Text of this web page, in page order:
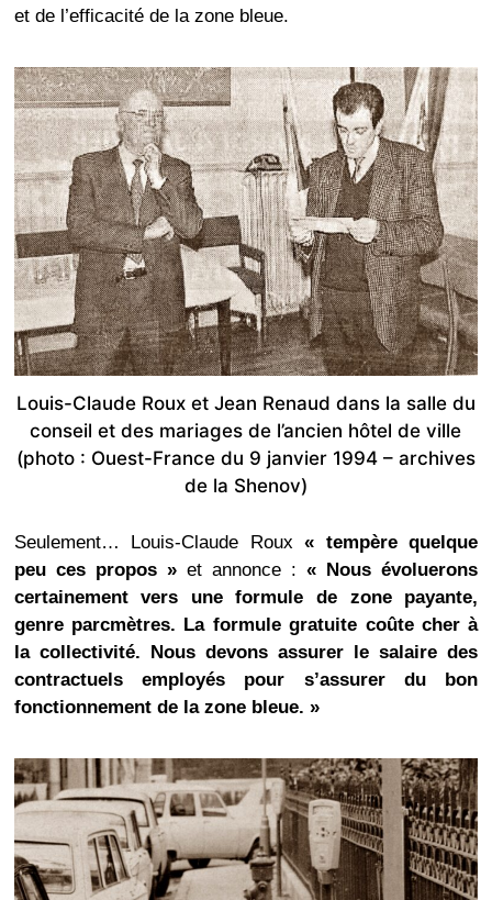
et de l’efficacité de la zone bleue.
Louis-Claude Roux et Jean Renaud dans la salle du
conseil et des mariages de l’ancien hôtel de ville
(photo : Ouest-France du 9 janvier 1994 – archives
de la Shenov)
Seulement… Louis-Claude Roux« tempère quelque
peu ces propos »et annonce :« Nous évoluerons
certainement vers une formule de zone payante,
genre parcmètres. La formule gratuite coûte cher à
la collectivité. Nous devons assurer le salaire des
contractuels employés pour s’assurer du bon
fonctionnement de la zone bleue. »